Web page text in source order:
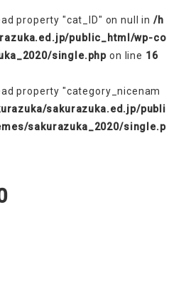
property "cat_ID" on null in /h
public_html/wp-co
single.php on line 16
property "category_nicenam
sakurazuka.ed.jp/publi
sakurazuka_2020/single.p